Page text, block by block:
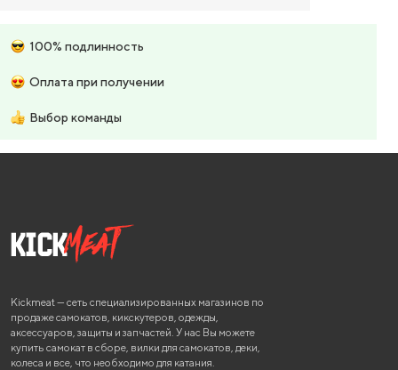
100% подлинность
Оплата при получении
Выбор команды
Kickmeat — сеть специализированных магазинов по
продаже самокатов, кикскутеров, одежды,
аксессуаров, защиты и запчастей. У нас Вы можете
купить самокат в сборе, вилки для самокатов, деки,
колеса и все, что необходимо для катания.